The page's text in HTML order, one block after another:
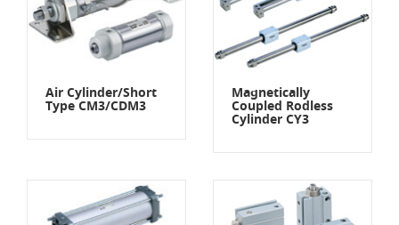
Air Cylinder/Short
Type CM3/CDM3
Magnetically
Coupled Rodless
Cylinder CY3